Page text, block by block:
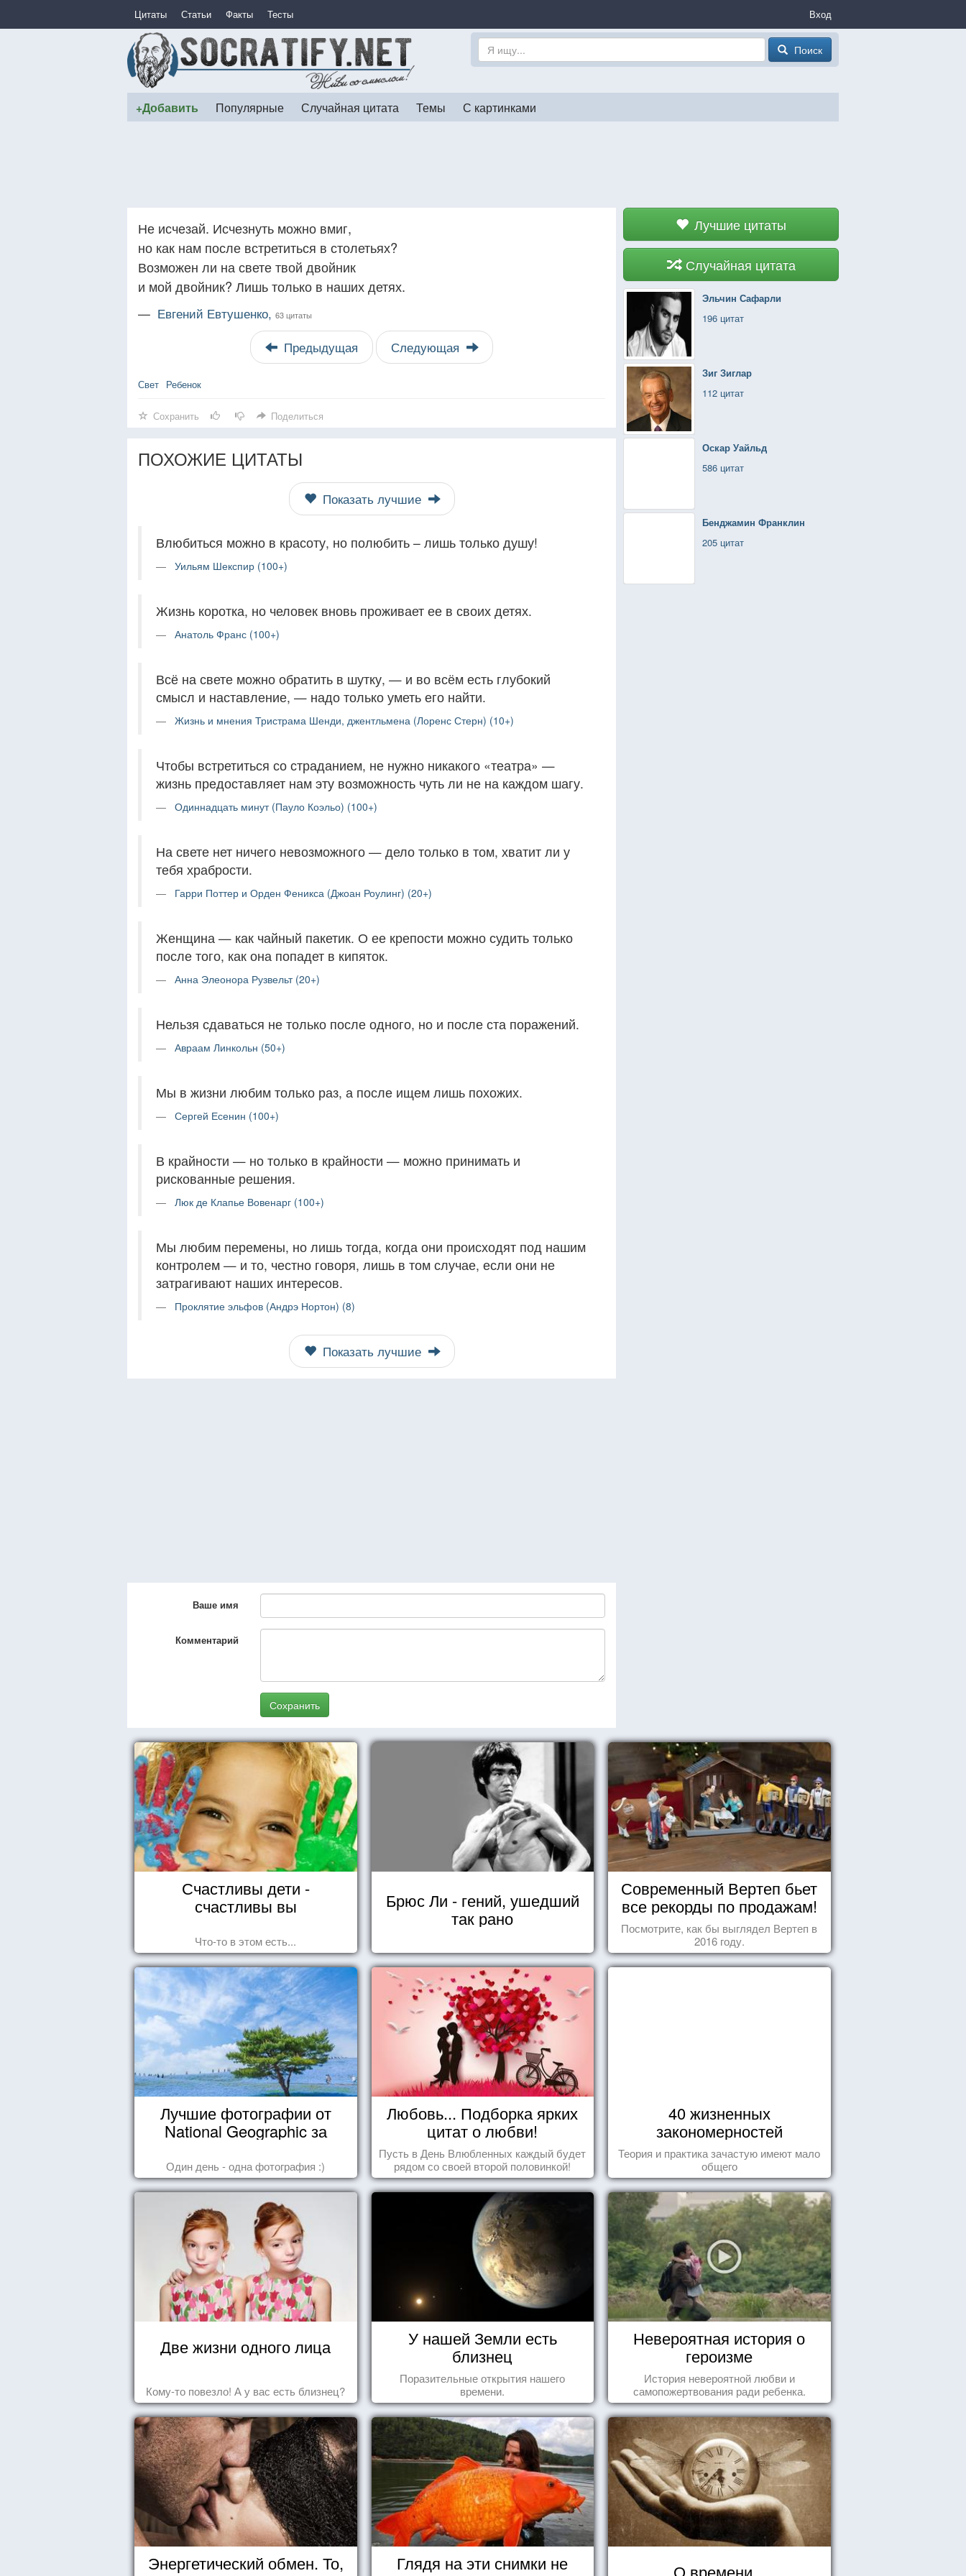
Цитаты Статьи Факты Тесты Вход
Поиск
+Добавить Популярные Случайная цитата Темы С картинками
Лучшие цитаты
Случайная цитата
Эльчин Сафарли
196 цитат
Зиг Зиглар
112 цитат
Оскар Уайльд
586 цитат
Бенджамин Франклин
205 цитат
Не исчезай. Исчезнуть можно вмиг,
но как нам после встретиться в столетьях?
Возможен ли на свете твой двойник
и мой двойник? Лишь только в наших детях.
— Евгений Евтушенко, 63 цитаты
Предыдущая Следующая
Свет Ребенок
Сохранить Поделиться
ПОХОЖИЕ ЦИТАТЫ
Показать лучшие
Влюбиться можно в красоту, но полюбить – лишь только душу!
Уильям Шекспир (100+)
Жизнь коротка, но человек вновь проживает ее в своих детях.
Анатоль Франс (100+)
Всё на свете можно обратить в шутку, — и во всём есть глубокий
смысл и наставление, — надо только уметь его найти.
Жизнь и мнения Тристрама Шенди, джентльмена (Лоренс Стерн) (10+)
Чтобы встретиться со страданием, не нужно никакого «театра» —
жизнь предоставляет нам эту возможность чуть ли не на каждом шагу.
Одиннадцать минут (Пауло Коэльо) (100+)
На свете нет ничего невозможного — дело только в том, хватит ли у
тебя храбрости.
Гарри Поттер и Орден Феникса (Джоан Роулинг) (20+)
Женщина — как чайный пакетик. О ее крепости можно судить только
после того, как она попадет в кипяток.
Анна Элеонора Рузвельт (20+)
Нельзя сдаваться не только после одного, но и после ста поражений.
Авраам Линкольн (50+)
Мы в жизни любим только раз, а после ищем лишь похожих.
Сергей Есенин (100+)
В крайности — но только в крайности — можно принимать и
рискованные решения.
Люк де Клапье Вовенарг (100+)
Мы любим перемены, но лишь тогда, когда они происходят под нашим
контролем — и то, честно говоря, лишь в том случае, если они не
затрагивают наших интересов.
Проклятие эльфов (Андрэ Нортон) (8)
Показать лучшие
Ваше имя
Комментарий
Сохранить
Счастливы дети -
счастливы вы
Что-то в этом есть...
Брюс Ли - гений, ушедший
так рано
Современный Вертеп бьет
все рекорды по продажам!
Посмотрите, как бы выглядел Вертеп в
2016 году.
Лучшие фотографии от
National Geographic за
Один день - одна фотография :)
Любовь... Подборка ярких
цитат о любви!
Пусть в День Влюбленных каждый будет
рядом со своей второй половинкой!
40 жизненных
закономерностей
Теория и практика зачастую имеют мало
общего
Две жизни одного лица
Кому-то повезло! А у вас есть близнец?
У нашей Земли есть
близнец
Поразительные открытия нашего
времени.
Невероятная история о
героизме
История невероятной любви и
самопожертвования ради ребенка.
Энергетический обмен. То,
Глядя на эти снимки не
О времени...